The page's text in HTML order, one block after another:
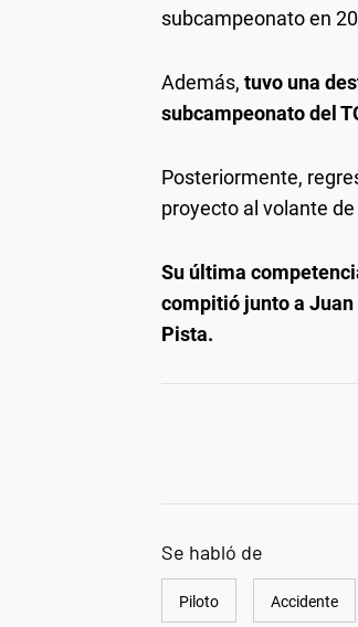
subcampeonato en
Además, tuvo una
subcampeonato del
Posteriormente,
proyecto al volante
Su última
compitió junto a
Pista.
Se habló de
Piloto Accidente